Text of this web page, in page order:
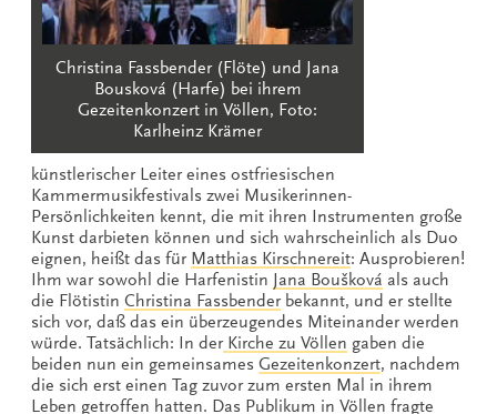
Christina Fassbender (Flöte) und Jana
Bousková (Harfe) bei ihrem
Gezeitenkonzert in Völlen, Foto:
Karlheinz Krämer
künstlerischer Leiter eines ostfriesischen
Kammermusikfestivals zwei Musikerinnen-
Persönlichkeiten kennt, die mit ihren Instrumenten große
Kunst darbieten können und sich wahrscheinlich als Duo
eignen, heißt das für Matthias Kirschnereit: Ausprobieren!
Ihm war sowohl die Harfenistin
Jana Boušková als auch
die Flötistin Christina Fassbenderbekannt, und er stellte
sich vor, daß das ein überzeugendes Miteinander werden
würde. Tatsächlich: In derKirche zu Völlen gaben die
beiden nun ein gemeinsames Gezeitenkonzert, nachdem
die sich erst einen Tag zuvor zum ersten Mal in ihrem
Leben getroffen hatten. Das Publikum in Völlen fragte